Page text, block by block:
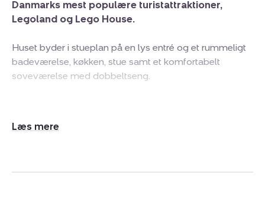
Danmarks mest populære turistattraktioner,
Legoland og Lego House.
Huset byder i stueplan på en lys entré og et rummeligt
badeværelse, køkken, stue samt et komfortabelt
soveværelse med dobbeltseng.
indbydende sauna kan du forkæle dig selv med en
forfriskende bruser, og den stilfulde indretning skaber en